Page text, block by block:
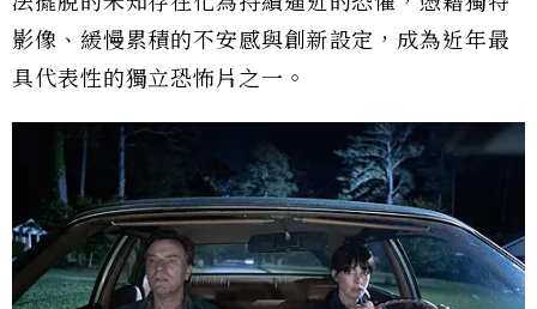
影像、緩慢累積的不安感與創新設定，成為近年最
具代表性的獨立恐怖片之一。